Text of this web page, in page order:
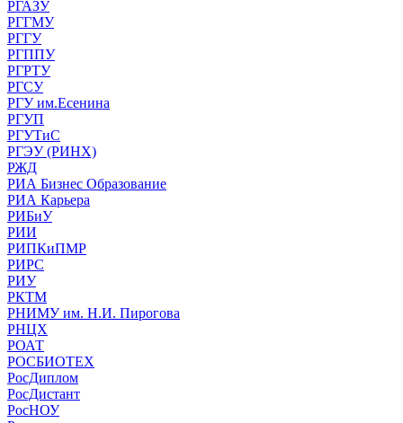
РГАЗУ
РГГМУ
РГГУ
РГППУ
РГРТУ
РГСУ
РГУ им.Есенина
РГУП
РГУТиС
РГЭУ (РИНХ)
РЖД
РИА Бизнес Образование
РИА Карьера
РИБиУ
РИИ
РИПКиПМР
РИРС
РИУ
РКТМ
РНИМУ им. Н.И. Пирогова
РНЦХ
РОАТ
РОСБИОТЕХ
РосДиплом
РосДистант
РосНОУ